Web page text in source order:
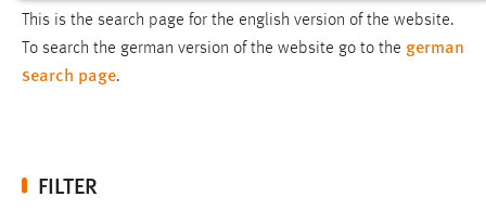
This is the search page for the english version of the website.
To search the german version of the website go to the german
search page.
FILTER